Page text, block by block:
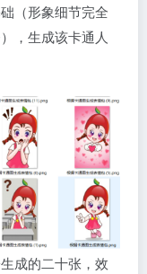
（形象细节完全
，生成该卡通人
成的二十张，效